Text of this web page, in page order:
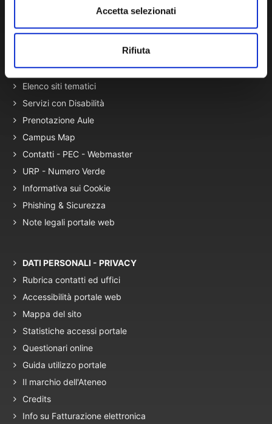
Accetta selezionati
Rifiuta
Bacheca di Ateneo - Bandi e Concorsi
Gare Telematiche (U-Buy) ed Elenco Operatori Economici
Terza Missione
Elenco siti tematici
Servizi con Disabilità
Prenotazione Aule
Campus Map
Contatti - PEC - Webmaster
URP - Numero Verde
Informativa sui Cookie
Phishing & Sicurezza
Note legali portale web
DATI PERSONALI - PRIVACY
Rubrica contatti ed uffici
Accessibilità portale web
Mappa del sito
Statistiche accessi portale
Questionari online
Guida utilizzo portale
Il marchio dell'Ateneo
Credits
Info su Fatturazione elettronica